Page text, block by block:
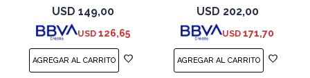
(CF400A) - para Color
LaserJet Pro M252dn,
M252dw, M252n, MFP M277c6,
USD 149,00
USD 126,65
(CF230X) - para LaserJet Pro
M203d, M203dn, M203dw, MFP
M227fdn, MFP M2
USD 202,00
USD 171,70